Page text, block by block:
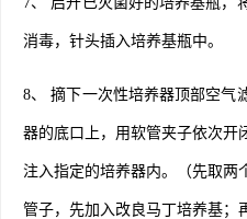
消毒，针头插入培养基瓶中。
8、 摘下一次性培养器顶部空气
器的底口上，用软管夹子依次开
注入指定的培养器内。（先取两
管子，先加入改良马丁培养基；